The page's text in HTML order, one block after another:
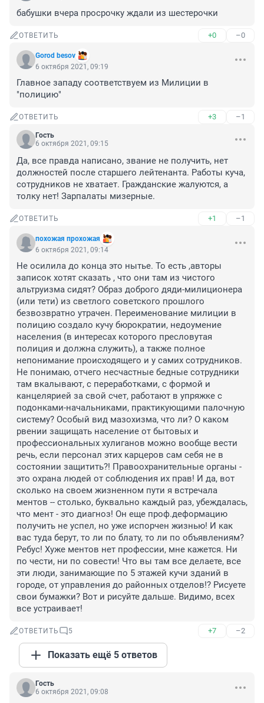
бабушки вчера просрочку ждали из шестерочки
ОТВЕТИТЬ +0 –0
Gorod besov
6 октября 2021, 09:19
Главное западу соответствуем из Милиции в
"полицию"
ОТВЕТИТЬ +3 –1
Гость
6 октября 2021, 09:15
Да, все правда написано, звание не получить, нет
должностей после старшего лейтенанта. Работы куча,
сотрудников не хватает. Гражданские жалуются, а
толку нет! Зарпалаты мизерные.
ОТВЕТИТЬ +1 –1
похожая прохожая
6 октября 2021, 09:14
Не осилила до конца это нытье. То есть ,авторы
записок хотят сказать , что они там из чистого
альтруизма сидят? Образ доброго дяди-милиционера
(или тети) из светлого советского прошлого
безвозвратно утрачен. Переименование милиции в
полицию создало кучу бюрократии, недоумение
населения (в интересах которого пресловутая
полиция и должна служить), а также полное
непонимание происходящего и у самих сотрудников.
Не понимаю, отчего несчастные бедные сотрудники
там вкалывают, с переработками, с формой и
канцелярией за свой счет, работают в упряжке с
подонками-начальниками, практикующими палочную
систему? Особый вид мазохизма, что ли? О каком
рвении защищать население от бытовых и
профессиональных хулиганов можно вообще вести
речь, если персонал этих карцеров сам себя не в
состоянии защитить?! Правоохранительные органы -
это охрана людей от соблюдения их прав! И да, вот
сколько на своем жизненном пути я встречала
ментов -- столько, буквально каждый раз, убеждалась,
что мент - это диагноз! Он еще проф.деформацию
получить не успел, но уже испорчен жизнью! И как
вас туда берут, то ли по блату, то ли по объявлениям?
Ребус! Хуже ментов нет профессии, мне кажется. Ни
по чести, ни по совести! Что вы там все делаете, все
эти люди, занимающие по 5 этажей кучи зданий в
городе, от управления до районных отделов!? Рисуете
свои бумажки? Вот и рисуйте дальше. Видимо, всех
все устраивает!
ОТВЕТИТЬ 5 +7 –2
Показать ещё 5 ответов
Гость
6 октября 2021, 09:08